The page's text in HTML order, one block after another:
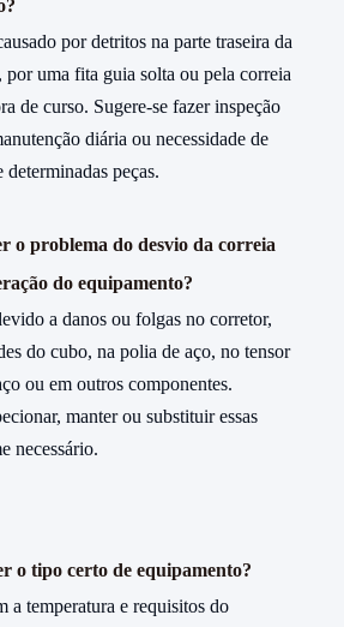
por detritos na parte traseira da
por uma fita guia solta ou pela correia
de curso. Sugere-se fazer inspeção
diária ou necessidade de
determinadas peças.
o problema do desvio da correia
do equipamento?
a danos ou folgas no corretor,
do cubo, na polia de aço, no tensor
ou em outros componentes.
manter ou substituir essas
necessário.
o tipo certo de equipamento?
a temperatura e requisitos do